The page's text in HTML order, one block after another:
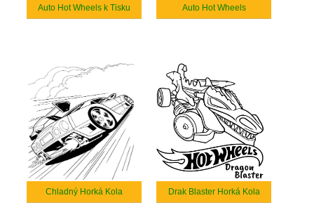
Auto Hot Wheels k Tisku Auto Hot Wheels
Chladný Horká Kola Drak Blaster Horká Kola